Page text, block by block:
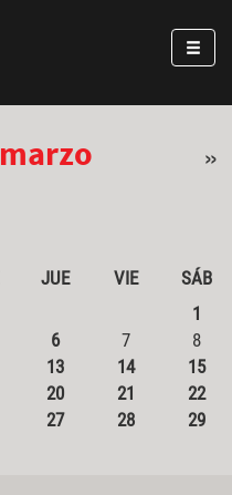
marzo »
JUE VIE
SÁB
1
6 7
8
13 14
15
20 21
22
27 28
29